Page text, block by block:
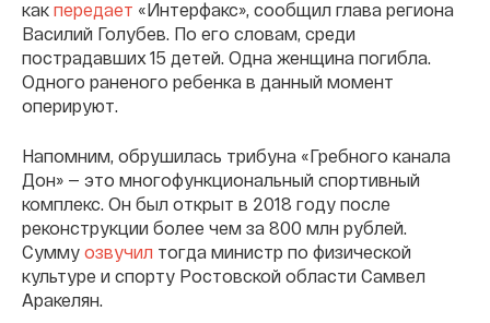
как передает «Интерфакс», сообщил глава региона
Василий Голубев. По его словам, среди
пострадавших 15 детей. Одна женщина погибла.
Одного раненого ребенка в данный момент
оперируют.
Напомним, обрушилась трибуна «Гребного канала
Дон» — это многофункциональный спортивный
комплекс. Он был открыт в 2018 году после
реконструкции более чем за 800 млн рублей.
Сумму озвучил тогда министр по физической
культуре и спорту Ростовской области Самвел
Аракелян.